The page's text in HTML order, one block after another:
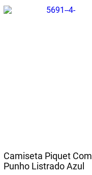
Camiseta Piquet Com
Punho Listrado Azul